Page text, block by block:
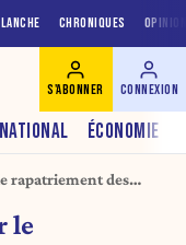
CHRONIQUES
ÉCONOMIE
S'ABONNER CONNEXION
rapatriement des
assez vite sur le
le